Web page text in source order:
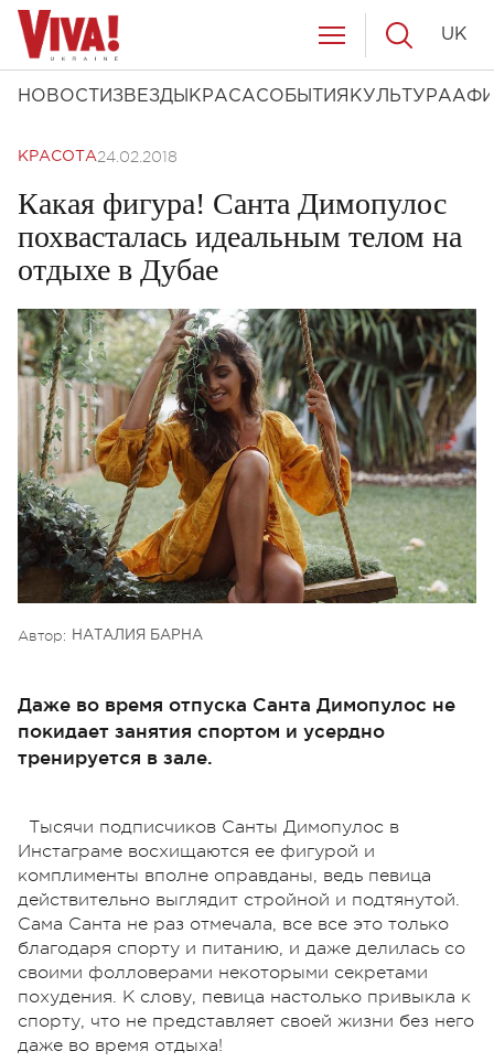
НОВОСТИ ЗВЕЗДЫ КРАСАСОБЫТИЯ КУЛЬТУРА
UK
КРАСОТА24.02.2018
Какая фигура! Санта Димопулос
похвасталась идеальным телом на
отдыхе в Дубае
Автор: НАТАЛИЯ БАРНА
Даже во время отпуска Санта Димопулос не
покидает занятия спортом и усердно
тренируется в зале.
Тысячи подписчиков Санты Димопулос в
Инстаграме восхищаются ее фигурой и
комплименты вполне оправданы, ведь певица
действительно выглядит стройной и подтянутой.
Сама Санта не раз отмечала, все все это только
благодаря спорту и питанию, и даже делилась со
своими фолловерами некоторыми секретами
похудения. К слову, певица настолько привыкла к
спорту, что не представляет своей жизни без него
даже во время отдыха!